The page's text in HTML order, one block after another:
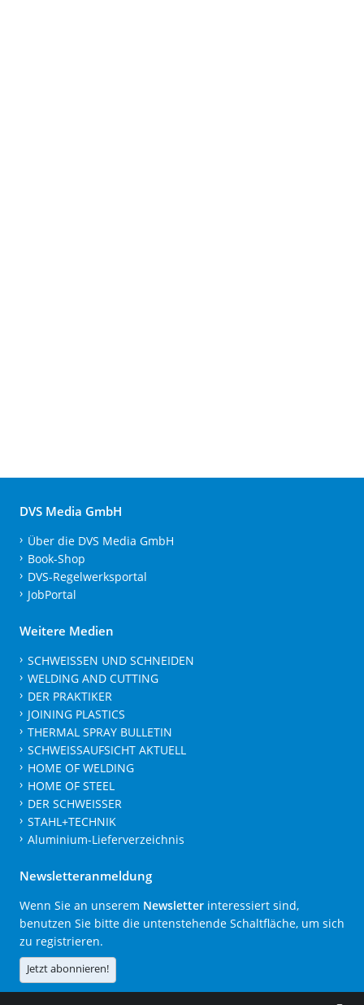
DVS Media GmbH
Über die DVS Media GmbH
Book-Shop
DVS-Regelwerksportal
JobPortal
Weitere Medien
SCHWEISSEN UND SCHNEIDEN
WELDING AND CUTTING
DER PRAKTIKER
JOINING PLASTICS
THERMAL SPRAY BULLETIN
SCHWEISSAUFSICHT AKTUELL
HOME OF WELDING
HOME OF STEEL
DER SCHWEISSER
STAHL+TECHNIK
Aluminium-Lieferverzeichnis
Newsletteranmeldung
Wenn Sie an unserem Newsletter interessiert sind,
benutzen Sie bitte die untenstehende Schaltfläche, um sich
zu registrieren.
Jetzt abonnieren!